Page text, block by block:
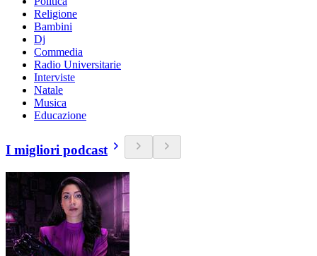
Religione
Bambini
Dj
Commedia
Radio Universitarie
Interviste
Natale
Musica
Educazione
I migliori podcast